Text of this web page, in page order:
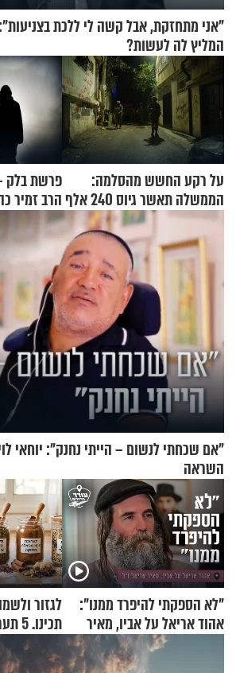
"אני מתחזקת, אבל קשה לי ללכת
המליץ לה לעשות?
על רקע החשש מהסלמה:
הממשלה תאשר גיוס 240 אלף
אנשי מילואים
פרשת בלק
הרב זמיר
"אם שכחתי לנשום – הייתי נחנק": יוחאי
השראה
"לא הספקתי להיפרד ממנו":
אהוד אריאל על אביו, מאיר
לגזור
שמתאימות